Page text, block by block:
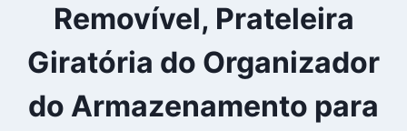
Removível, Prateleira
Giratória do Organizador
do Armazenamento para